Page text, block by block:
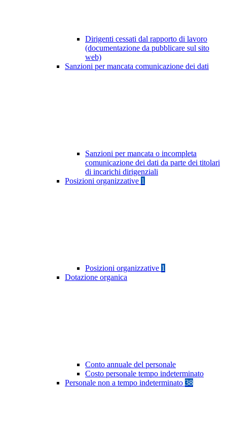
Dirigenti cessati dal rapporto di lavoro
(documentazione da pubblicare sul sito
web)
Sanzioni per mancata comunicazione dei dati
Sanzioni per mancata o incompleta
comunicazione dei dati da parte dei titolari
di incarichi dirigenziali
Posizioni organizzative 1
Posizioni organizzative 1
Dotazione organica
Conto annuale del personale
Costo personale tempo indeterminato
Personale non a tempo indeterminato 38